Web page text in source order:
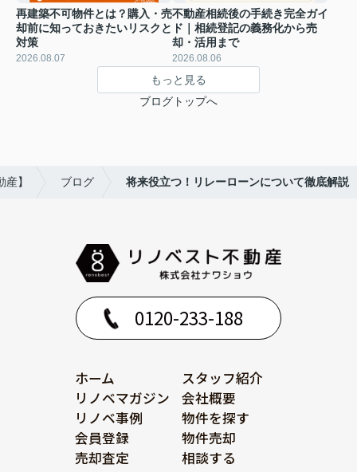
再建築不可物件とは？購入・売
却前に知っておきたいリスクと
対策
2026.08.07
不動産相続後の手続き完全ガイ
ド｜相続登記の義務化から売
却・活用まで
2026.08.06
もっと見る
ブログトップへ
】 ブログ 将来役立つ！リレーローンについて徹底解説
0120-233-188
ホーム
スタッフ紹介
リノベマガジン
会社概要
リノベ事例
物件を探す
会員登録
物件売却
売却査定
相談する